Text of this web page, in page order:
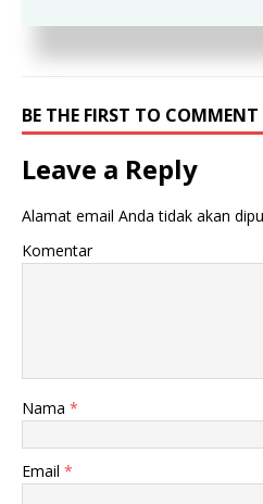
BE THE FIRST TO COMMENT
Leave a Reply
Alamat email Anda tidak akan
Komentar
Nama *
Email *